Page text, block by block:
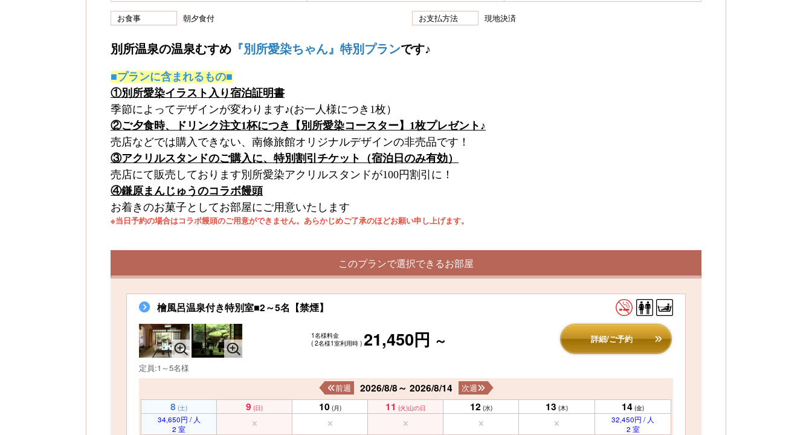
お食事 朝夕食付 お支払方法 現地決済
別所温泉の温泉むすめ 『別所愛染ちゃん』特別プランです♪
■プランに含まれるもの■
①別所愛染イラスト入り宿泊証明書
季節によってデザインが変わります♪(お一人様につき1枚）
②ご夕食時、ドリンク注文1杯につき【別所愛染コースター】1枚プレゼント♪
売店などでは購入できない、南條旅館オリジナルデザインの非売品です！
③アクリルスタンドのご購入に、特別割引チケット（宿泊日のみ有効）
売店にて販売しております別所愛染アクリルスタンドが100円割引に！
④鎌原まんじゅうのコラボ饅頭
お着きのお菓子としてお部屋にご用意いたします
※当日予約の場合はコラボ饅頭のご用意ができません。あらかじめご了承のほどお願い申し上げます。
このプランで選択できるお部屋
檜風呂温泉付き特別室■2～5名【禁煙】
1名様料金
( 2名様1室利用時 ) 21,450円 ～ 詳細/ご予約
定員:1～5名様
2026/8/8～ 2026/8/14
前週 次週
8 (土) 9 (日) 10 (月) 11 (火)山の日 12 (水) 13 (木) 14 (金)
34,650円 / 人
2 室
32,450円 / 人
2 室